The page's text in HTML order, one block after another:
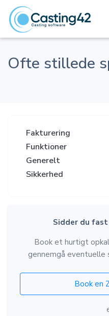
Ofte stillede
Fakturering
Funktioner
Generelt
Sikkerhed
Sidder du
Book et hurtigt
gennemgå eventuelle
Book en